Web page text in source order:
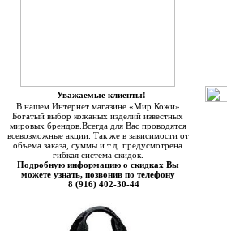
Уважаемые клиенты!
В нашем Интернет магазине «Мир Кожи»
Богатый выбор кожаных изделий известных
мировых брендов.Всегда для Вас проводятся
всевозможные акции. Так же в зависимости от
объема заказа, суммы и т.д. предусмотрена
гибкая система скидок.
Подробную информацию о скидках Вы
можете узнать, позвонив по телефону
8 (916) 402-30-44